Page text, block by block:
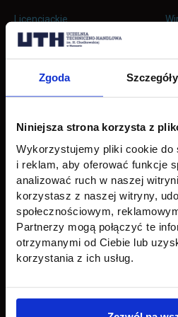
Zgoda Szczegóły
Niniejsza strona korzysta z
Wykorzystujemy pliki cookie do
i reklam, aby oferować funkcje
analizować ruch w naszej
korzystasz z naszej witryny,
społecznościowym,
Partnerzy mogą połączyć te
otrzymanymi od Ciebie lub
korzystania z ich usług.
Licencjackie
Inżynierskie
Magisterskie
Płońsk
Uczelnia
Misja
Władze
Baza dydaktyczna
Baza laboratoryjna